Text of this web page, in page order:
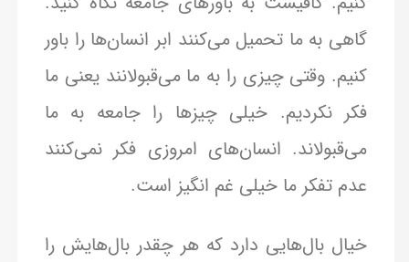
گاهی به ما تحمیل می‌کنند ابر انسان‌ها را باور
کنیم. وقتی چیزی را به ما می‌قبولانند یعنی ما
فکر نکردیم. خیلی چیزها را جامعه به ما
می‌قبولاند. انسان‌های امروزی فکر نمی‌کنند
عدم تفکر ما خیلی غم انگیز است.
خیال بال‌هایی دارد که هر چقدر بال‌هایش را